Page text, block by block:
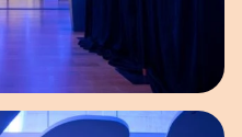
Open afbeelding in popup